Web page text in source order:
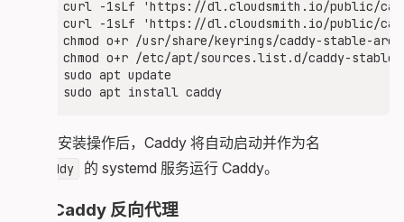
curl -1sLf 'https://dl.cloudsmith.io/public/
curl -1sLf 'https://dl.cloudsmith.io/public/
chmod o+r /usr/share/keyrings/caddy-stable-
chmod o+r /etc/apt/sources.list.d/caddy-
sudo apt update
执行此安装操作后，Caddy 将自动启动并作为名
caddy 的 systemd 服务运行 Caddy。
配置 Caddy 反向代理